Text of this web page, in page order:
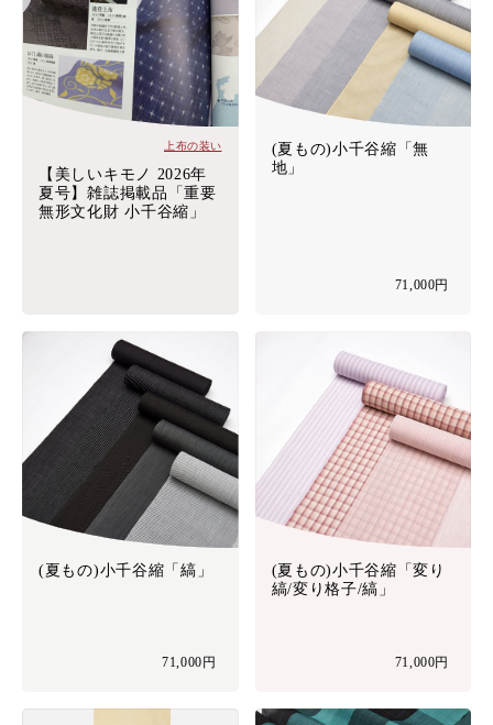
上布の装い
【美しいキモノ 2026年
夏号】雑誌掲載品「重要
無形文化財 小千谷縮」
(夏もの)小千谷縮「無
地」
71,000円
(夏もの)小千谷縮「縞」
71,000円
(夏もの)小千谷縮「変り
縞/変り格子/縞」
71,000円